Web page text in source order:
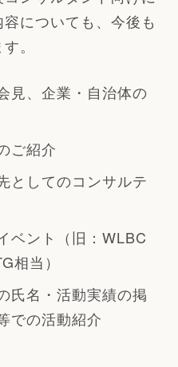
についても、今後も
。
見、企業・自治体の
ご紹介
としてのコンサルテ
ベント（旧：WLBC
相当）
氏名・活動実績の掲
での活動紹介